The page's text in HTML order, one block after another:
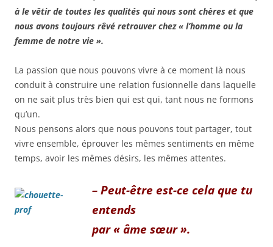
à le vêtir de toutes les qualités qui nous sont chères et que
nous avons toujours rêvé retrouver chez « l’homme ou la
femme de notre vie ».
La passion que nous pouvons vivre à ce moment là nous
conduit à construire une relation fusionnelle dans laquelle
on ne sait plus très bien qui est qui, tant nous ne formons
qu’un.
Nous pensons alors que nous pouvons tout partager, tout
vivre ensemble, éprouver les mêmes sentiments en même
temps, avoir les mêmes désirs, les mêmes attentes.
– Peut-être est-ce cela que tu
entends
par « âme sœur ».